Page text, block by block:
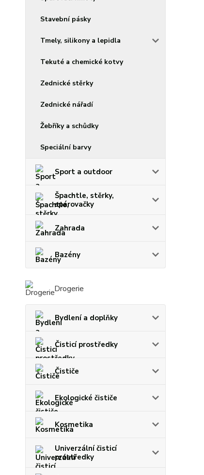
Stavební pásky
Tmely, silikony a lepidla
Tekuté a chemické kotvy
Zednické stěrky
Zednické nářadí
Žebříky a schůdky
Speciální barvy
Sport a outdoor
Špachtle, stěrky,
spárovačky
Zahrada
Bazény
Drogerie
Bydlení a doplňky
Čisticí prostředky
Čističe
Ekologické čističe
Kosmetika
Univerzální čisticí
prostředky